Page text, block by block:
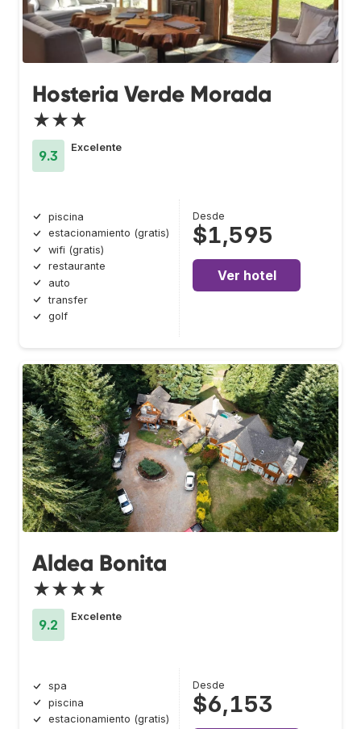
Hosteria Verde Morada
★★★
9.3
Excelente
piscina
estacionamiento (gratis)
wifi (gratis)
restaurante
auto
transfer
golf
Desde
$1,595
Ver hotel
Aldea Bonita
★★★★
9.2
Excelente
spa
piscina
estacionamiento (gratis)
Desde
$6,153